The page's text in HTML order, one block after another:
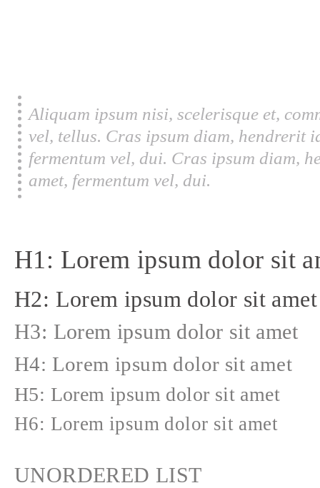
Aliquam ipsum nisi, scelerisque et,
vel, tellus. Cras ipsum diam, hendrerit
fermentum vel, dui. Cras ipsum diam,
amet, fermentum vel, dui.
H1: Lorem ipsum dolor sit
H2: Lorem ipsum dolor sit amet
H3: Lorem ipsum dolor sit amet
H4: Lorem ipsum dolor sit amet
H5: Lorem ipsum dolor sit amet
H6: Lorem ipsum dolor sit amet
UNORDERED LIST